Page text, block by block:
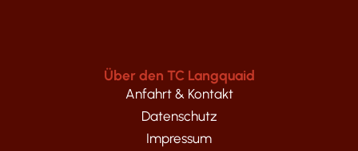
Über den TC Langquaid
Anfahrt & Kontakt
Datenschutz
Impressum